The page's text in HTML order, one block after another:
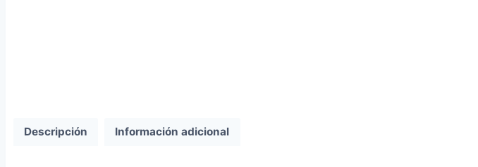
Descripción Información adicional